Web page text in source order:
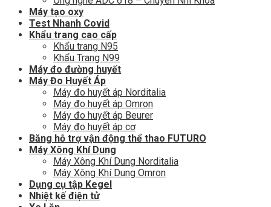
Máy tạo oxy
Test Nhanh Covid
Khẩu trang cao cấp
Khẩu trang N95
Khẩu Trang N99
Máy đo đường huyết
Máy Đo Huyết Áp
Máy đo huyết áp Norditalia
Máy đo huyết áp Omron
Máy đo huyết áp Beurer
Máy đo huyết áp cơ
Băng hỗ trợ vận động thể thao FUTURO
Máy Xông Khí Dung
Máy Xông Khí Dung Norditalia
Máy Xông Khí Dung Omron
Dụng cụ tập Kegel
Nhiệt kế điện tử